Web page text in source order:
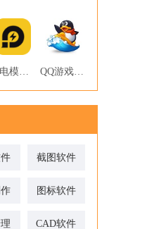
雷电模拟器 QQ游戏大厅
截图软件
图标软件
CAD软件